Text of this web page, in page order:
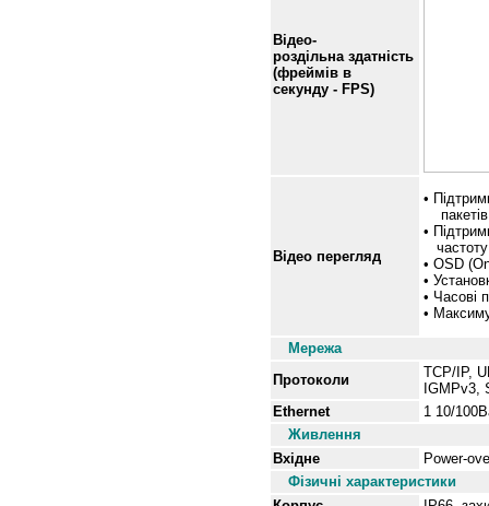
Відео-
роздільна здатність
(фреймів в
секунду - FPS)
Відео перегляд
•
пакетів
•
частоту
• OSD
•
• Часові
•
Мережа
Протоколи
TCP/IP,
IGMPv3,
Ethernet
1 10/
Живлення
Вхідне
Power-
Фізичні характеристики